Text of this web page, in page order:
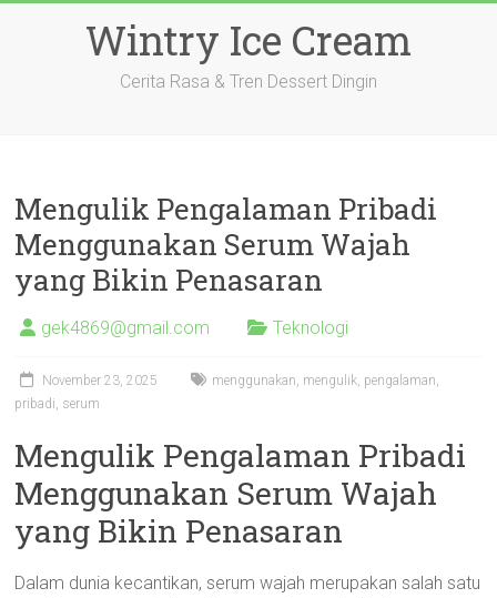
Wintry Ice Cream
Cerita Rasa & Tren Dessert Dingin
Mengulik Pengalaman Pribadi
Menggunakan Serum Wajah
yang Bikin Penasaran
gek4869@gmail.com Teknologi
November 23, 2025 menggunakan, mengulik, pengalaman,
pribadi, serum
Mengulik Pengalaman Pribadi
Menggunakan Serum Wajah
yang Bikin Penasaran
Dalam dunia kecantikan, serum wajah merupakan salah satu